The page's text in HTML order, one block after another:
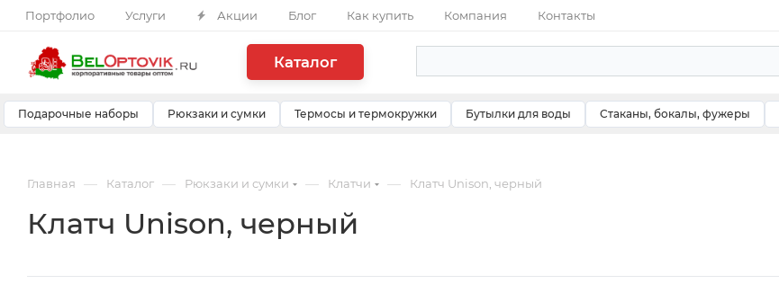
Портфолио Услуги Акции Блог Как купить Компания Контакты
Каталог
Подарочные наборы Рюкзаки и сумки Термосы и термокружки Бутылки для воды Стаканы, бокалы, фужеры
Главная — Каталог — Рюкзаки и сумки — Клатчи — Клатч Unison, черный
Клатч Unison, черный